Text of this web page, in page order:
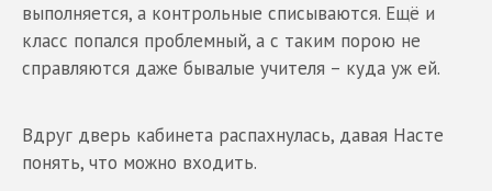
выполняется, а контрольные списываются. Ещё и
класс попался проблемный, а с таким порою не
справляются даже бывалые учителя – куда уж ей.
Вдруг дверь кабинета распахнулась, давая Насте
понять, что можно входить.